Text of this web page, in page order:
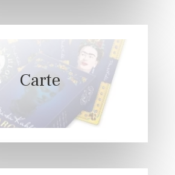
Carte